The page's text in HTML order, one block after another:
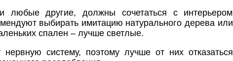
другие, должны сочетаться с интерьером
выбирать имитацию натурального дерева или
спален – лучше светлые.
систему, поэтому лучше от них отказаться